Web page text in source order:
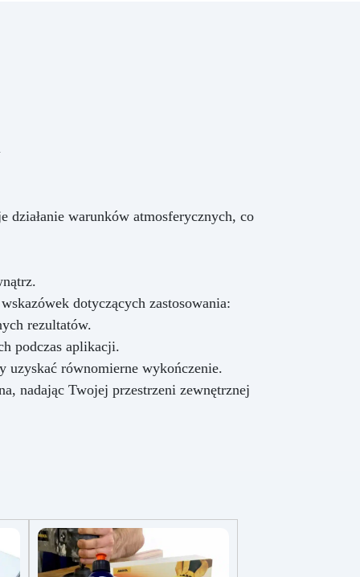
warunków atmosferycznych, co
dotyczących zastosowania:
rezultatów.
podczas aplikacji.
uzyskać równomierne wykończenie.
nadając Twojej przestrzeni zewnętrznej